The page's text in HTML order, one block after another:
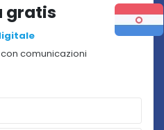
gratis
con comunicazioni